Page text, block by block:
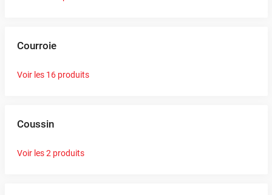
Courroie
Voir les 16 produits
Coussin
Voir les 2 produits